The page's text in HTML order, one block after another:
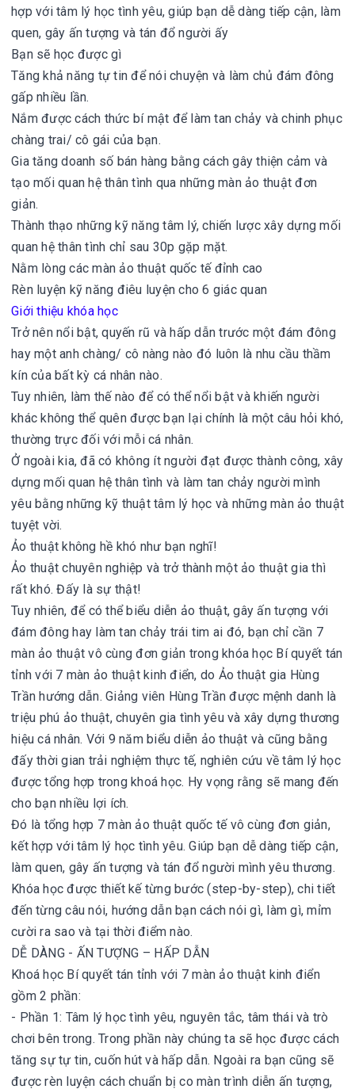
hợp với tâm lý học tình yêu, giúp bạn dễ dàng tiếp cận, làm
quen, gây ấn tượng và tán đổ người ấy
Bạn sẽ học được gì
Tăng khả năng tự tin để nói chuyện và làm chủ đám đông
gấp nhiều lần.
Nắm được cách thức bí mật để làm tan chảy và chinh phục
chàng trai/ cô gái của bạn.
Gia tăng doanh số bán hàng bằng cách gây thiện cảm và
tạo mối quan hệ thân tình qua những màn ảo thuật đơn
giản.
Thành thạo những kỹ năng tâm lý, chiến lược xây dựng mối
quan hệ thân tình chỉ sau 30p gặp mặt.
Nằm lòng các màn ảo thuật quốc tế đỉnh cao
Rèn luyện kỹ năng điêu luyện cho 6 giác quan
Giới thiệu khóa học
Trở nên nổi bật, quyến rũ và hấp dẫn trước một đám đông
hay một anh chàng/ cô nàng nào đó luôn là nhu cầu thầm
kín của bất kỳ cá nhân nào.
Tuy nhiên, làm thế nào để có thể nổi bật và khiến người
khác không thể quên được bạn lại chính là một câu hỏi khó,
thường trực đối với mỗi cá nhân.
Ở ngoài kia, đã có không ít người đạt được thành công, xây
dựng mối quan hệ thân tình và làm tan chảy người mình
yêu bằng những kỹ thuật tâm lý học và những màn ảo thuật
tuyệt vời.
Ảo thuật không hề khó như bạn nghĩ!
Ảo thuật chuyên nghiệp và trở thành một ảo thuật gia thì
rất khó. Đấy là sự thật!
Tuy nhiên, để có thể biểu diễn ảo thuật, gây ấn tượng với
đám đông hay làm tan chảy trái tim ai đó, bạn chỉ cần 7
màn ảo thuật vô cùng đơn giản trong khóa học Bí quyết tán
tỉnh với 7 màn ảo thuật kinh điển, do Ảo thuật gia Hùng
Trần hướng dẫn. Giảng viên Hùng Trần được mệnh danh là
triệu phú ảo thuật, chuyên gia tình yêu và xây dựng thương
hiệu cá nhân. Với 9 năm biểu diễn ảo thuật và cũng bằng
đấy thời gian trải nghiệm thực tế, nghiên cứu về tâm lý học
được tổng hợp trong khoá học. Hy vọng rằng sẽ mang đến
cho bạn nhiều lợi ích.
Đó là tổng hợp 7 màn ảo thuật quốc tế vô cùng đơn giản,
kết hợp với tâm lý học tình yêu. Giúp bạn dễ dàng tiếp cận,
làm quen, gây ấn tượng và tán đổ người mình yêu thương.
Khóa học được thiết kế từng bước (step-by-step), chi tiết
đến từng câu nói, hướng dẫn bạn cách nói gì, làm gì, mỉm
cười ra sao và tại thời điểm nào.
DỄ DÀNG - ẤN TƯỢNG – HẤP DẪN
Khoá học Bí quyết tán tỉnh với 7 màn ảo thuật kinh điển
gồm 2 phần:
- Phần 1: Tâm lý học tình yêu, nguyên tắc, tâm thái và trò
chơi bên trong. Trong phần này chúng ta sẽ học được cách
tăng sự tự tin, cuốn hút và hấp dẫn. Ngoài ra bạn cũng sẽ
được rèn luyện cách chuẩn bị co màn trình diễn ấn tượng,